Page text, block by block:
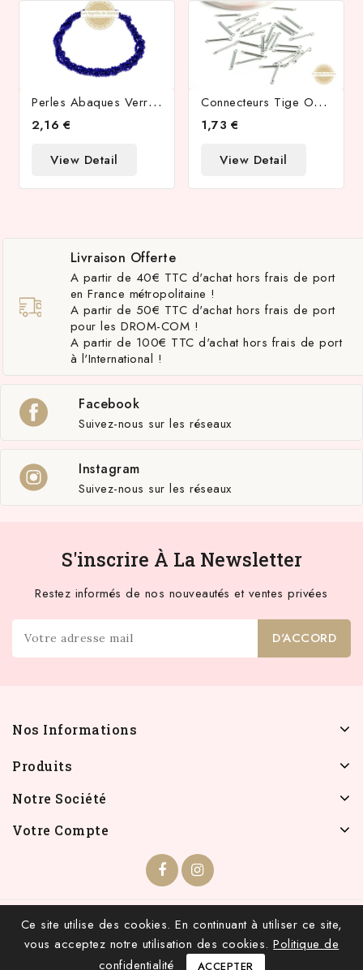
P
Erles Abaques Verre À Facettes 4x3mm Bleu Marine
2,16 €
View Detail
C
Onnecteurs Tige Ou Barre 20mm Acier Inoxydable ,apprêts Bijoux.
1,73 €
View Detail
Livraison Offerte
A partir de 40€ TTC d'achat hors frais de port
en France métropolitaine !
A partir de 50€ TTC d'achat hors frais de port
pour les DROM-COM !
A partir de 100€ TTC d'achat hors frais de port
à l'International !
Facebook
Suivez-nous sur les réseaux
Instagram
Suivez-nous sur les réseaux
S'inscrire À La Newsletter
Restez informés de nos nouveautés et ventes privées
Nos Informations
Produits
Notre Société
Votre Compte
Ce site utilise des cookies. En continuant à utiliser ce site,
vous acceptez notre utilisation des cookies. Politique de
confidentialité
ACCEPTER
© 2026 - INFOLIEN - Tous droits réservés.